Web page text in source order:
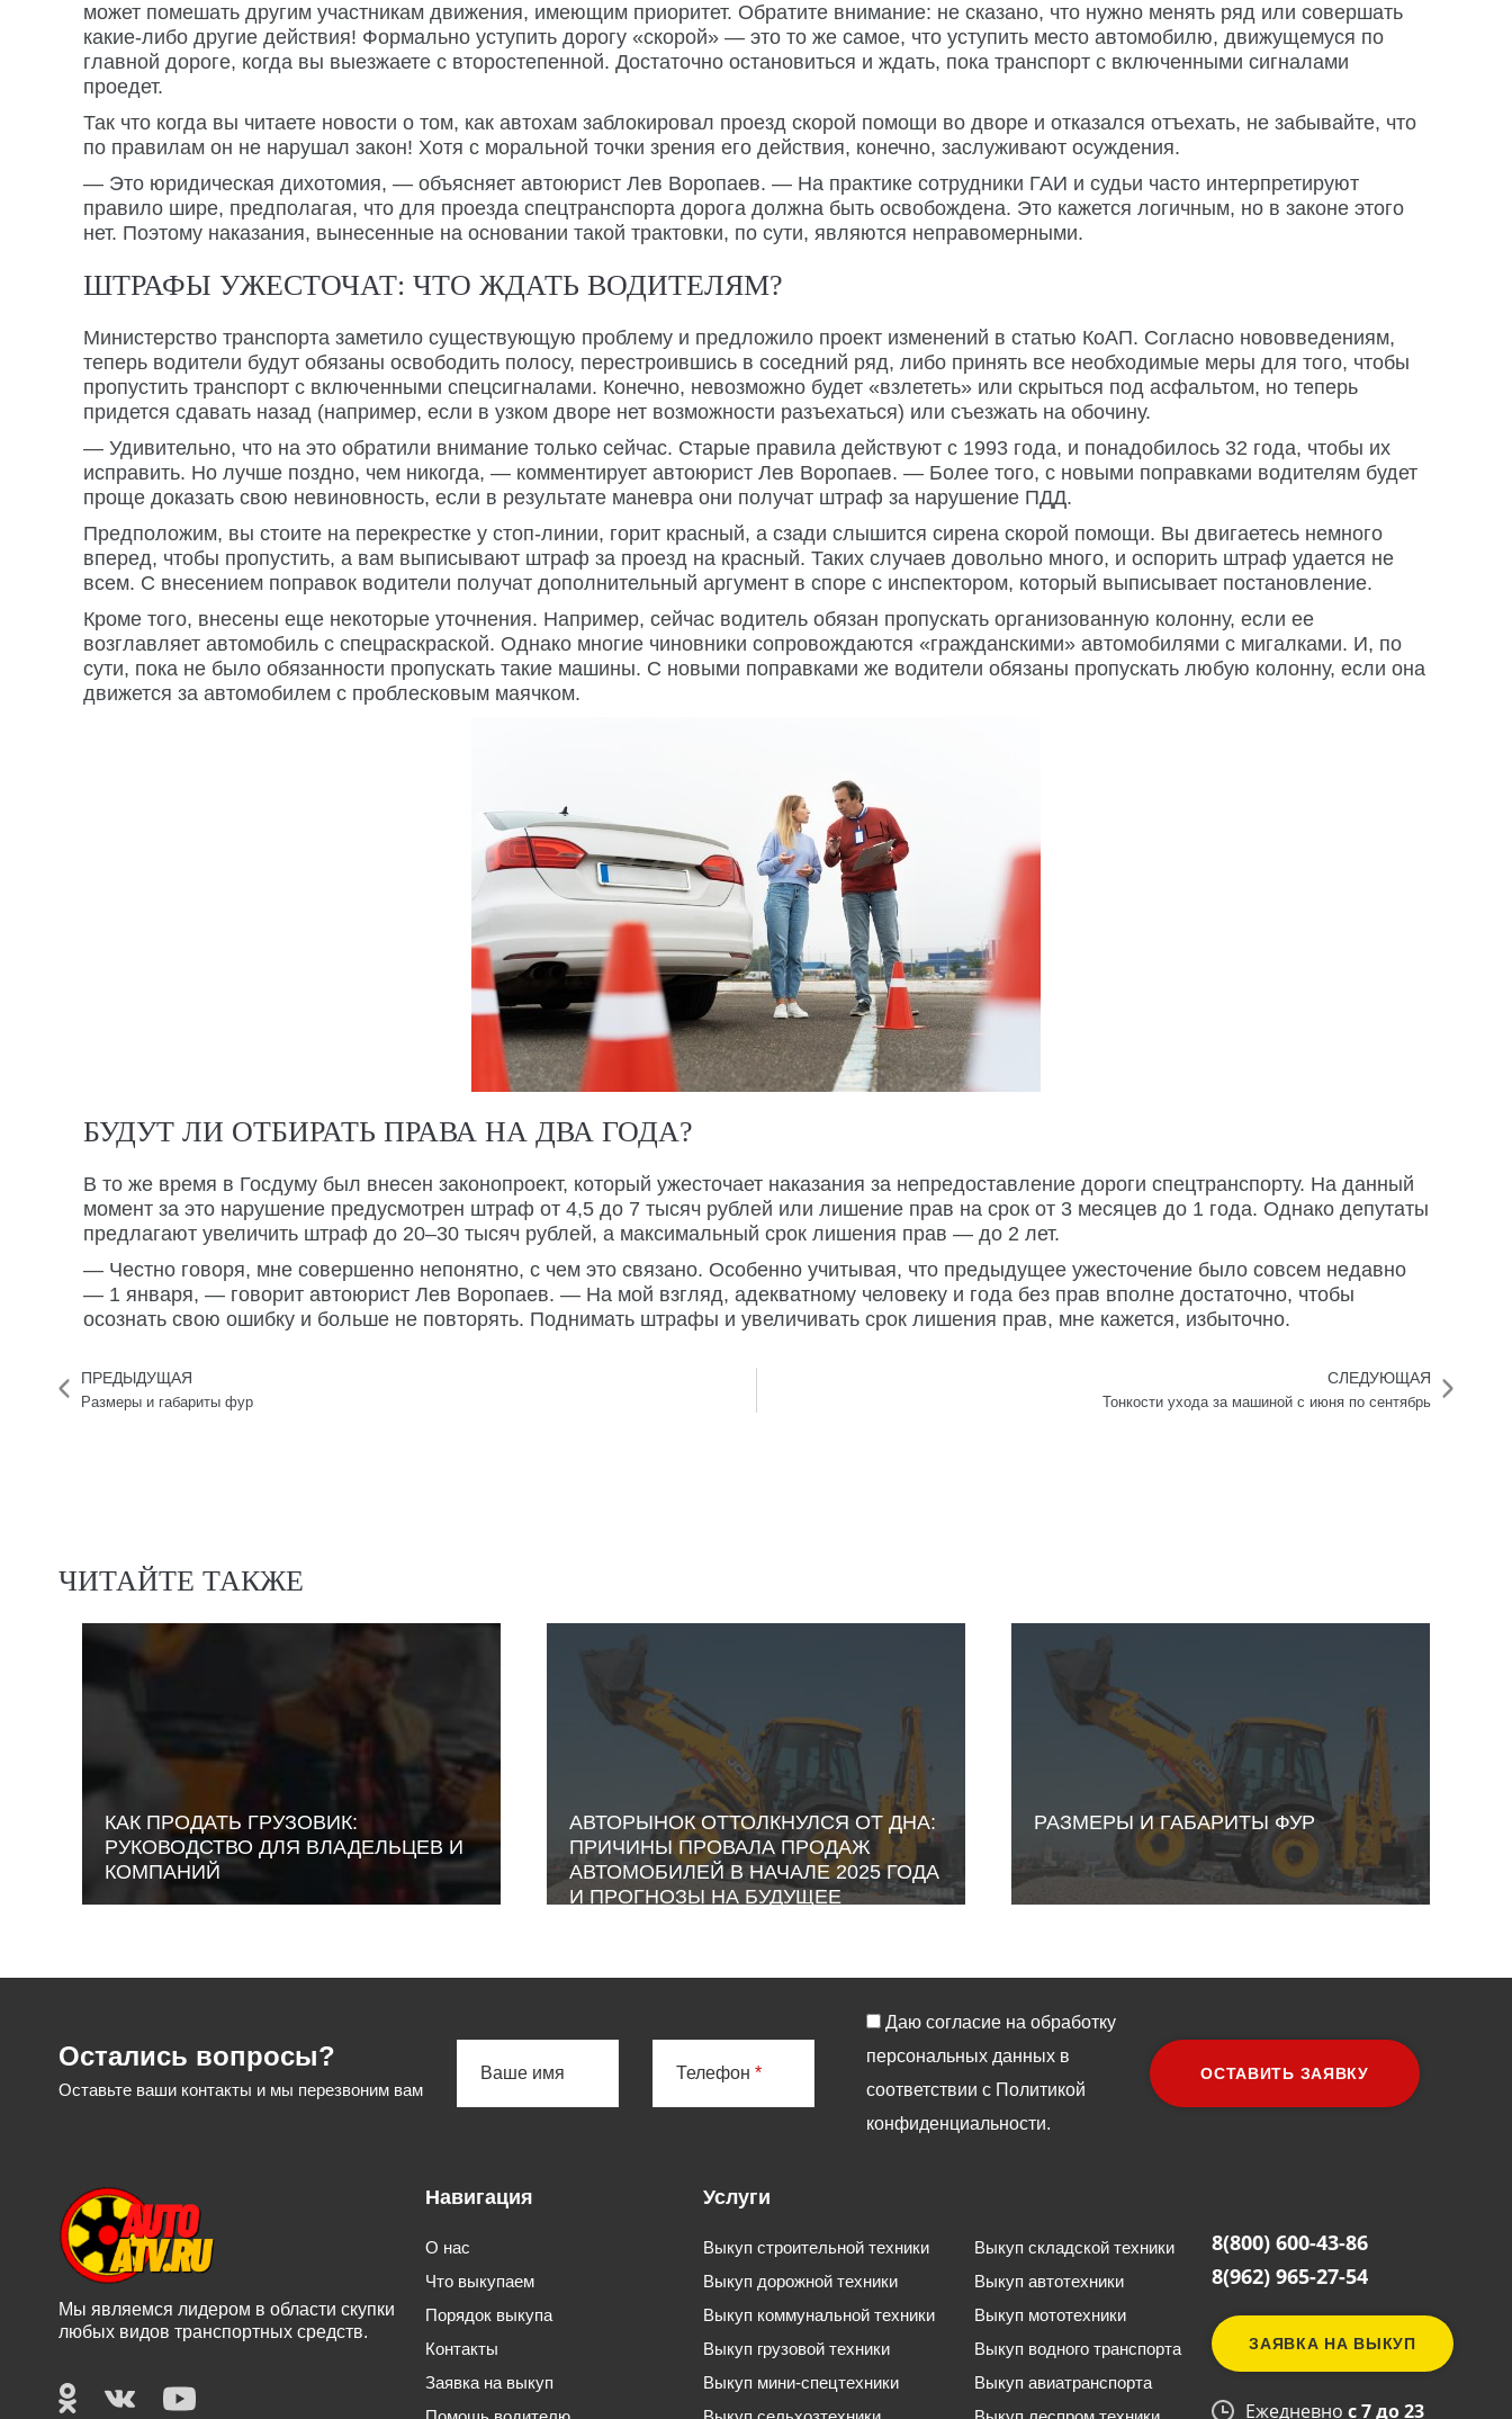
может помешать другим участникам движения, имеющим приоритет. Обратите внимание: не сказано, что нужно менять ряд или совершать
какие-либо другие действия! Формально уступить дорогу «скорой» — это то же самое, что уступить место автомобилю, движущемуся по
главной дороге, когда вы выезжаете с второстепенной. Достаточно остановиться и ждать, пока транспорт с включенными сигналами
проедет.
Так что когда вы читаете новости о том, как автохам заблокировал проезд скорой помощи во дворе и отказался отъехать, не забывайте, что
по правилам он не нарушал закон! Хотя с моральной точки зрения его действия, конечно, заслуживают осуждения.
— Это юридическая дихотомия, — объясняет автоюрист Лев Воропаев. — На практике сотрудники ГАИ и судьи часто интерпретируют
правило шире, предполагая, что для проезда спецтранспорта дорога должна быть освобождена. Это кажется логичным, но в законе этого
нет. Поэтому наказания, вынесенные на основании такой трактовки, по сути, являются неправомерными.
ШТРАФЫ УЖЕСТОЧАТ: ЧТО ЖДАТЬ ВОДИТЕЛЯМ?
Министерство транспорта заметило существующую проблему и предложило проект изменений в статью КоАП. Согласно нововведениям,
теперь водители будут обязаны освободить полосу, перестроившись в соседний ряд, либо принять все необходимые меры для того, чтобы
пропустить транспорт с включенными спецсигналами. Конечно, невозможно будет «взлететь» или скрыться под асфальтом, но теперь
придется сдавать назад (например, если в узком дворе нет возможности разъехаться) или съезжать на обочину.
— Удивительно, что на это обратили внимание только сейчас. Старые правила действуют с 1993 года, и понадобилось 32 года, чтобы их
исправить. Но лучше поздно, чем никогда, — комментирует автоюрист Лев Воропаев. — Более того, с новыми поправками водителям будет
проще доказать свою невиновность, если в результате маневра они получат штраф за нарушение ПДД.
Предположим, вы стоите на перекрестке у стоп-линии, горит красный, а сзади слышится сирена скорой помощи. Вы двигаетесь немного
вперед, чтобы пропустить, а вам выписывают штраф за проезд на красный. Таких случаев довольно много, и оспорить штраф удается не
всем. С внесением поправок водители получат дополнительный аргумент в споре с инспектором, который выписывает постановление.
Кроме того, внесены еще некоторые уточнения. Например, сейчас водитель обязан пропускать организованную колонну, если ее
возглавляет автомобиль с спецраскраской. Однако многие чиновники сопровождаются «гражданскими» автомобилями с мигалками. И, по
сути, пока не было обязанности пропускать такие машины. С новыми поправками же водители обязаны пропускать любую колонну, если она
движется за автомобилем с проблесковым маячком.
БУДУТ ЛИ ОТБИРАТЬ ПРАВА НА ДВА ГОДА?
В то же время в Госдуму был внесен законопроект, который ужесточает наказания за непредоставление дороги спецтранспорту. На данный
момент за это нарушение предусмотрен штраф от 4,5 до 7 тысяч рублей или лишение прав на срок от 3 месяцев до 1 года. Однако депутаты
предлагают увеличить штраф до 20–30 тысяч рублей, а максимальный срок лишения прав — до 2 лет.
— Честно говоря, мне совершенно непонятно, с чем это связано. Особенно учитывая, что предыдущее ужесточение было совсем недавно
— 1 января, — говорит автоюрист Лев Воропаев. — На мой взгляд, адекватному человеку и года без прав вполне достаточно, чтобы
осознать свою ошибку и больше не повторять. Поднимать штрафы и увеличивать срок лишения прав, мне кажется, избыточно.
ПРЕДЫДУЩАЯ
Размеры и габариты фур
СЛЕДУЮЩАЯ
Тонкости ухода за машиной с июня по сентябрь
ЧИТАЙТЕ ТАКЖЕ
КАК ПРОДАТЬ ГРУЗОВИК:
РУКОВОДСТВО ДЛЯ ВЛАДЕЛЬЦЕВ И
КОМПАНИЙ
АВТОРЫНОК ОТТОЛКНУЛСЯ ОТ ДНА:
ПРИЧИНЫ ПРОВАЛА ПРОДАЖ
АВТОМОБИЛЕЙ В НАЧАЛЕ 2025 ГОДА
И ПРОГНОЗЫ НА БУДУЩЕЕ
РАЗМЕРЫ И ГАБАРИТЫ ФУР
Остались вопросы?
Оставьте ваши контакты и мы перезвоним вам
Ваше имя Телефон *
Даю согласие на обработку
персональных данных в
соответствии с Политикой
конфиденциальности.
Мы являемся лидером в области скупки
любых видов транспортных средств.
Навигация
О нас
Что выкупаем
Порядок выкупа
Контакты
Заявка на выкуп
Услуги
Выкуп строительной техники
Выкуп дорожной техники
Выкуп коммунальной техники
Выкуп грузовой техники
Выкуп мини-спецтехники
Выкуп складской техники
Выкуп автотехники
Выкуп мототехники
Выкуп водного транспорта
Выкуп авиатранспорта
8(800) 600-43-86
8(962) 965-27-54
ЗАЯВКА НА ВЫКУП
Ежедневно с 7 до 23